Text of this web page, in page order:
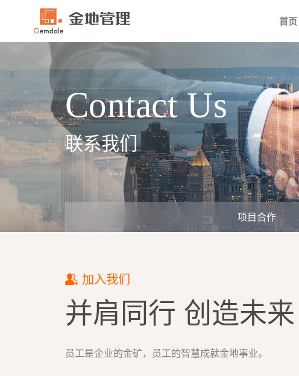
首页
Contact Us
联系我们
项目合作
加入我们
并肩同行 创造未来
员工是企业的金矿，员工的智慧成就金地事业。